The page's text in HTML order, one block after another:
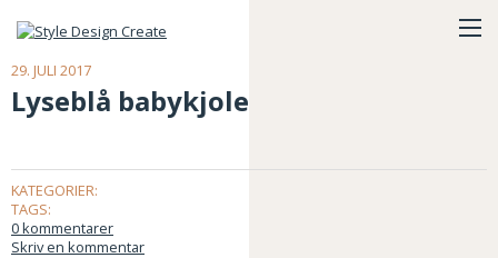
29. JULI 2017
Lyseblå babykjole
KATEGORIER:
TAGS:
0 kommentarer
Skriv en kommentar